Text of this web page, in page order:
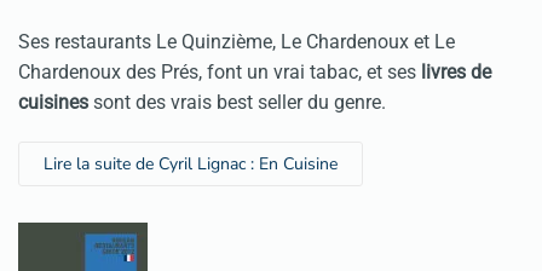
Ses restaurants Le Quinzième, Le Chardenoux et Le
Chardenoux des Prés, font un vrai tabac, et ses livres de
cuisines sont des vrais best seller du genre.
Lire la suite de Cyril Lignac : En Cuisine